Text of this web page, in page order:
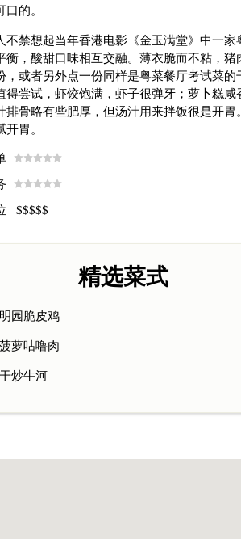
口的。
不禁想起当年香港电影《金玉满堂》中一
衡，酸甜口味相互交融。薄衣脆而不粘，
，或者另外点一份同样是粤菜餐厅考试菜
得尝试，虾饺饱满，虾子很弹牙；萝卜糕
排骨略有些肥厚，但汤汁用来拌饭很是开
开胃。
$$$$$
精选菜式
明园脆皮鸡
菠萝咕噜肉
干炒牛河